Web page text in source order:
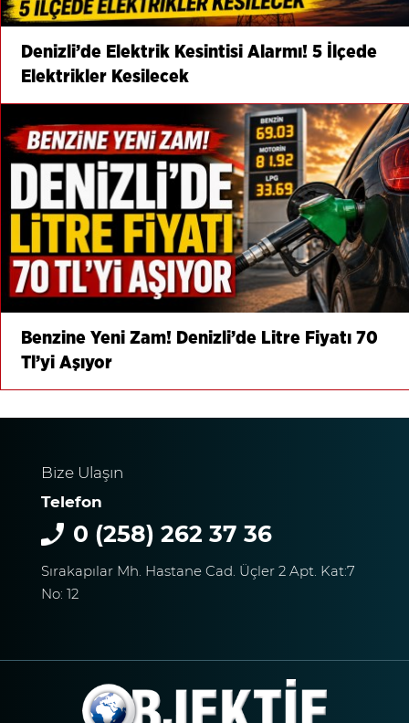
Denizli’de Elektrik Kesintisi Alarmı! 5 İlçede
Elektrikler Kesilecek
Benzine Yeni Zam! Denizli’de Litre Fiyatı 70
Tl’yi Aşıyor
Bize Ulaşın
Telefon
0 (258) 262 37 36
Sırakapılar Mh. Hastane Cad. Üçler 2 Apt. Kat:7
No: 12